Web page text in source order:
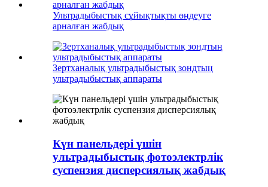
Ультрадыбыстық сұйықтықты өңдеуге
арналған жабдық
Зертханалық ультрадыбыстық зондтың
ультрадыбыстық аппараты
Күн панельдері үшін
ультрадыбыстық фотоэлектрлік
суспензия дисперсиялық жабдық